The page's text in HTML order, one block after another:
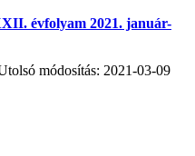
évfolyam 2021. január-
módosítás: 2021-03-09